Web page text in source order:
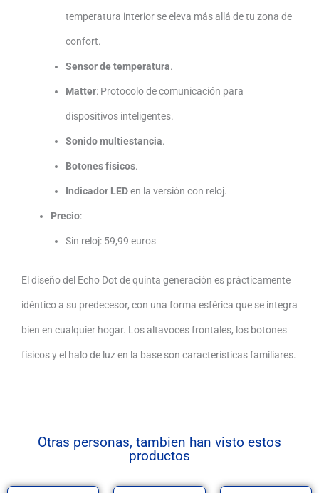
temperatura interior se eleva más allá de tu zona de
confort.
Sensor de temperatura.
Matter: Protocolo de comunicación para
dispositivos inteligentes.
Sonido multiestancia.
Botones físicos.
Indicador LEDen la versión con reloj.
Precio:
Sin reloj: 59,99 euros
El diseño del Echo Dot de quinta generación es prácticamente
idéntico a su predecesor, con una forma esférica que se integra
bien en cualquier hogar. Los altavoces frontales, los botones
físicos y el halo de luz en la base son características familiares.
Otras personas, tambien han visto estos
productos